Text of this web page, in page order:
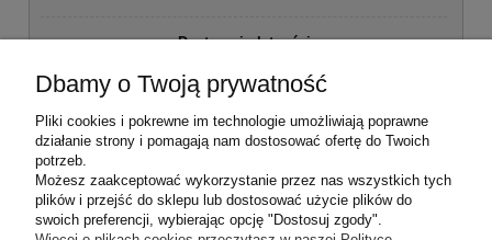
Dostawa i płatności
Moje konto
Regulamin sklepu
Zwroty i reklamacje
Dbamy o Twoją prywatność
Pliki cookies i pokrewne im technologie umożliwiają poprawne
działanie strony i pomagają nam dostosować ofertę do Twoich
potrzeb.
Możesz zaakceptować wykorzystanie przez nas wszystkich tych
plików i przejść do sklepu lub dostosować użycie plików do
swoich preferencji, wybierając opcję "Dostosuj zgody".